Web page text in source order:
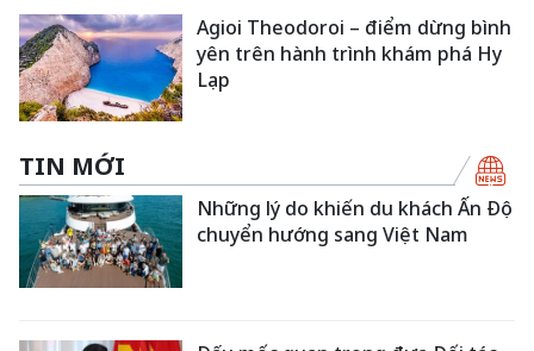
Agioi Theodoroi – điểm dừng bình
yên trên hành trình khám phá Hy
Lạp
TIN MỚI
Những lý do khiến du khách Ấn Độ
chuyển hướng sang Việt Nam